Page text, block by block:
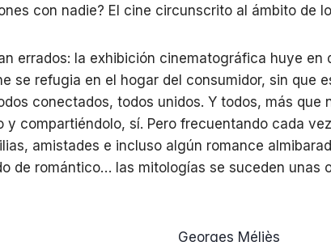
con nadie? El cine circunscrito al ámbito de
errados: la exhibición cinematográfica huye en
se refugia en el hogar del consumidor, sin que
conectados, todos unidos. Y todos, más que
y compartiéndolo, sí. Pero frecuentando cada
amistades e incluso algún romance
de romántico… las mitologías se suceden unas